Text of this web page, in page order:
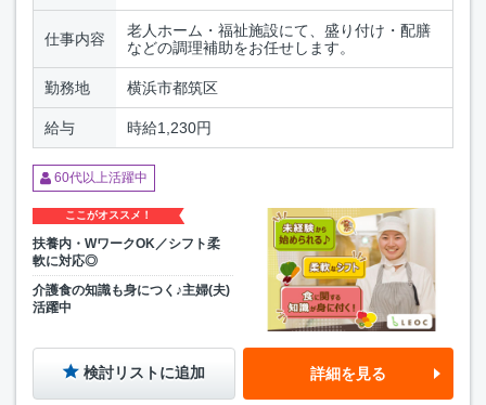
仕事内容
老人ホーム・福祉施設にて、盛り付け・配膳
などの調理補助をお任せします。
勤務地 横浜市都筑区
給与 時給1,230円
60代以上活躍中
ここがオススメ！
扶養内・WワークOK／シフト柔
軟に対応◎
介護食の知識も身につく♪主婦(夫)
活躍中
検討リストに追加 詳細を見る